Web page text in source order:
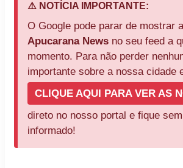
⚠️ NOTÍCIA IMPORTANTE:
O Google pode parar de mostrar
Apucarana News no seu feed a
momento. Para não perder
importante sobre a nossa cidade
CLIQUE AQUI PARA VER AS
direto no nosso portal e fique
informado!